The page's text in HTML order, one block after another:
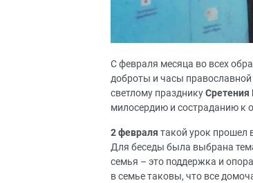
С февраля месяца во всех
доброты и часы
светлому праздникуСретения
милосердию и состраданию к
2 февраля такой урок
Для беседы была выбрана
семья – это поддержка и
в семье таковы, что все